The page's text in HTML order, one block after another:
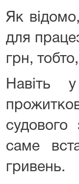
Як
для
грн,
Навіть
судового
саме
гривень.